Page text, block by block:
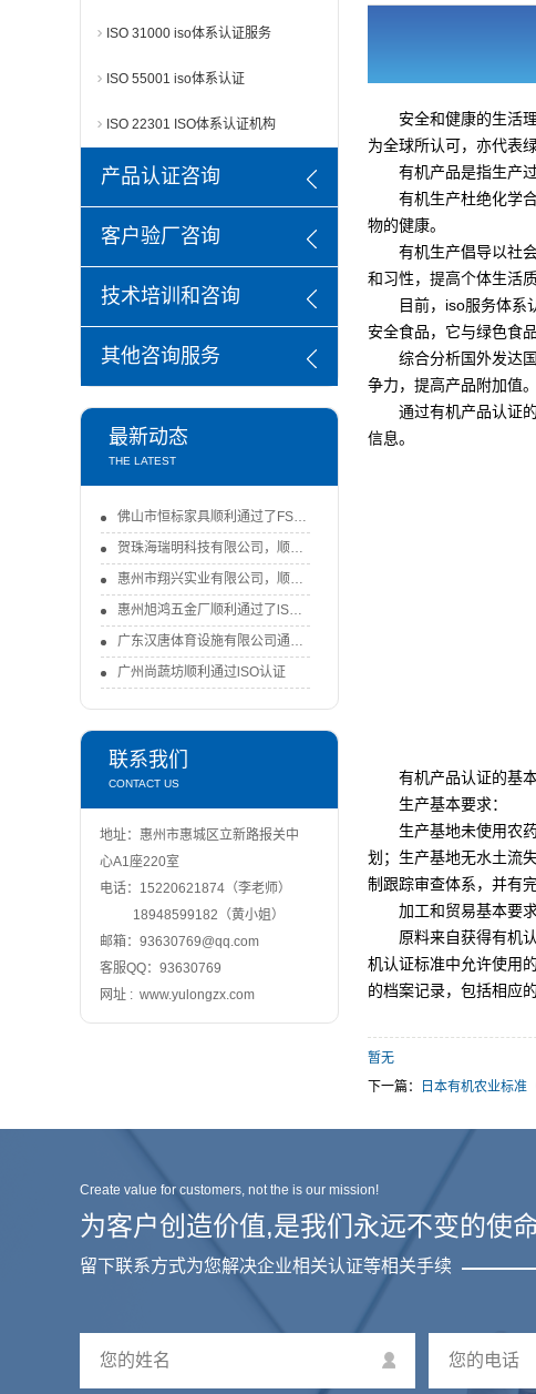
ISO 31000 iso体系认证服务
ISO 55001 iso体系认证
ISO 22301 ISO体系认证机构
产品认证咨询
客户验厂咨询
技术培训和咨询
其他咨询服务
最新动态
THE LATEST
佛山市恒标家具顺利通过了FSC-COC认证审核
贺珠海瑞明科技有限公司，顺利通过了FSC-COC认证审核！-FSC认证
惠州市翔兴实业有限公司，顺利通过ISO9001：2015认证审核
惠州旭鸿五金厂顺利通过了lSO9001：2015体系认证审核
广东汉唐体育设施有限公司通过ISO认证
广州尚蔬坊顺利通过lSO认证
联系我们
CONTACT US
地址：惠州市惠城区立新路报关中
心A1座220室
电话：15220621874（李老师）
18948599182（黄小姐）
邮箱：93630769@qq.com
客服QQ：93630769
网址 : www.yulongzx.com
安全和健康的生活
为全球所认可，亦代表
有机产品是指生产
有机生产杜绝化学
物的健康。
有机生产倡导以社
和习性，提高个体生活
目前，iso服务体系
安全食品，它与绿色食
综合分析国外发达
争力，提高产品附加值
通过有机产品认证
信息。
有机产品认证的基
生产基本要求：
生产基地未使用农
划；生产基地无水土流
制跟踪审查体系，并有
加工和贸易基本要求
原料来自获得有机
机认证标准中允许使用
的档案记录，包括相应的
暂无
下一篇：
日本有机农业标准
Create value for customers, not the is our mission!
为客户创造价值,是我们永远不变的使
留下联系方式为您解决企业相关认证等相关手续
您的姓名 您的电话